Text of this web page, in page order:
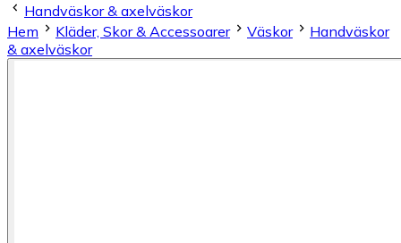
Handväskor & axelväskor
Hem
Kläder, Skor & Accessoarer Väskor
Handväskor
& axelväskor